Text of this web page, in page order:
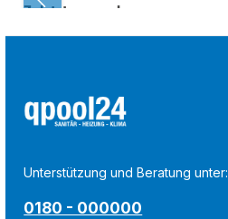
Zuletzt angesehen:
Unterstützung und Beratung unter:
0180 - 000000